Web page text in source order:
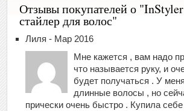
Отзывы покупателей о
стайлер для волос"
Лиля - Мар 2016
Мне кажется , вам надо
что называется руку, и
будет получаться . У
длинные волосы , но
прически очень быстро . Купила